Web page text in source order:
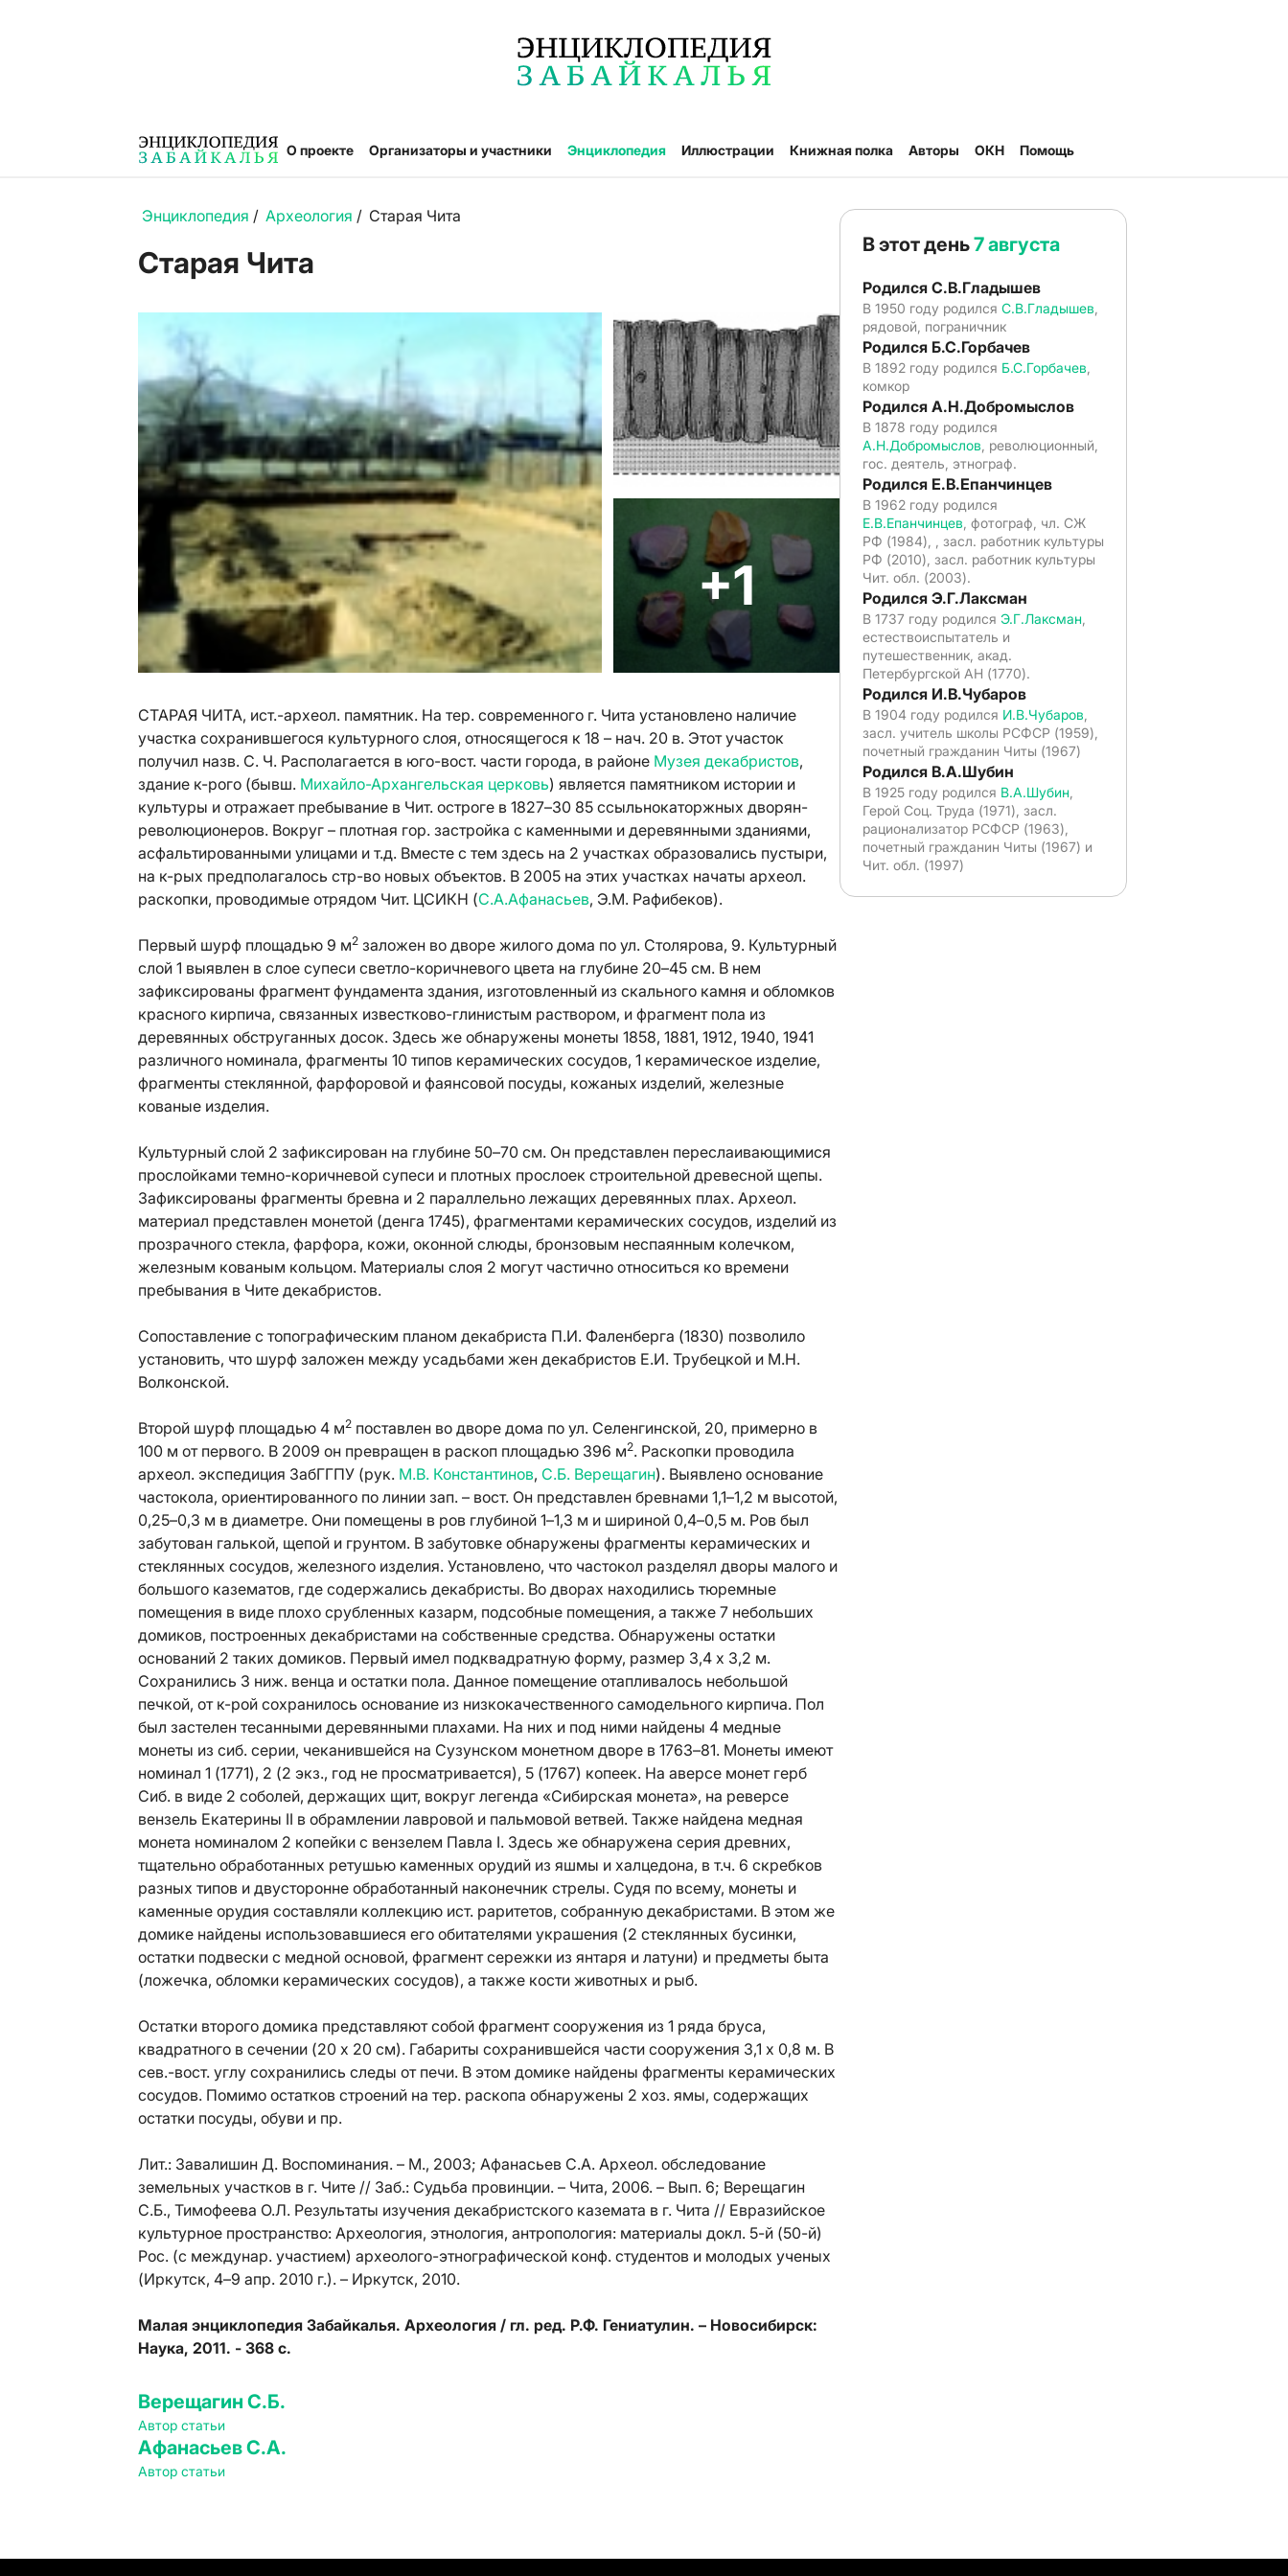
О проекте Организаторы и участники Энциклопедия Иллюстрации Книжная полка Авторы ОКН Помощь
Энциклопедия / Археология / Старая Чита
Старая Чита
+1
СТАРАЯ ЧИТА, ист.-археол. памятник. На тер. современного г. Чита установлено наличие
участка сохранившегося культурного слоя, относящегося к 18 – нач. 20 в. Этот участок
получил назв. С. Ч. Располагается в юго-вост. части города, в районе Музея декабристов,
здание к-рого (бывш. Михайло-Архангельская церковь) является памятником истории и
культуры и отражает пребывание в Чит. остроге в 1827–30 85 ссыльнокаторжных дворян-
революционеров. Вокруг – плотная гор. застройка с каменными и деревянными зданиями,
асфальтированными улицами и т.д. Вместе с тем здесь на 2 участках образовались пустыри,
на к-рых предполагалось стр-во новых объектов. В 2005 на этих участках начаты археол.
раскопки, проводимые отрядом Чит. ЦСИКН (С.А.Афанасьев, Э.М. Рафибеков).
Первый шурф площадью 9 м2 заложен во дворе жилого дома по ул. Столярова, 9. Культурный
слой 1 выявлен в слое супеси светло-коричневого цвета на глубине 20–45 см. В нем
зафиксированы фрагмент фундамента здания, изготовленный из скального камня и обломков
красного кирпича, связанных известково-глинистым раствором, и фрагмент пола из
деревянных обструганных досок. Здесь же обнаружены монеты 1858, 1881, 1912, 1940, 1941
различного номинала, фрагменты 10 типов керамических сосудов, 1 керамическое изделие,
фрагменты стеклянной, фарфоровой и фаянсовой посуды, кожаных изделий, железные
кованые изделия.
Культурный слой 2 зафиксирован на глубине 50–70 см. Он представлен переслаивающимися
прослойками темно-коричневой супеси и плотных прослоек строительной древесной щепы.
Зафиксированы фрагменты бревна и 2 параллельно лежащих деревянных плах. Археол.
материал представлен монетой (денга 1745), фрагментами керамических сосудов, изделий из
прозрачного стекла, фарфора, кожи, оконной слюды, бронзовым неспаянным колечком,
железным кованым кольцом. Материалы слоя 2 могут частично относиться ко времени
пребывания в Чите декабристов.
Сопоставление с топографическим планом декабриста П.И. Фаленберга (1830) позволило
установить, что шурф заложен между усадьбами жен декабристов Е.И. Трубецкой и М.Н.
Волконской.
Второй шурф площадью 4 м2 поставлен во дворе дома по ул. Селенгинской, 20, примерно в
100 м от первого. В 2009 он превращен в раскоп площадью 396 м2. Раскопки проводила
археол. экспедиция ЗабГГПУ (рук. М.В. Константинов, С.Б. Верещагин). Выявлено основание
частокола, ориентированного по линии зап. – вост. Он представлен бревнами 1,1–1,2 м высотой,
0,25–0,3 м в диаметре. Они помещены в ров глубиной 1–1,3 м и шириной 0,4–0,5 м. Ров был
забутован галькой, щепой и грунтом. В забутовке обнаружены фрагменты керамических и
стеклянных сосудов, железного изделия. Установлено, что частокол разделял дворы малого и
большого казематов, где содержались декабристы. Во дворах находились тюремные
помещения в виде плохо срубленных казарм, подсобные помещения, а также 7 небольших
домиков, построенных декабристами на собственные средства. Обнаружены остатки
оснований 2 таких домиков. Первый имел подквадратную форму, размер 3,4 х 3,2 м.
Сохранились 3 ниж. венца и остатки пола. Данное помещение отапливалось небольшой
печкой, от к-рой сохранилось основание из низкокачественного самодельного кирпича. Пол
был застелен тесанными деревянными плахами. На них и под ними найдены 4 медные
монеты из сиб. серии, чеканившейся на Сузунском монетном дворе в 1763–81. Монеты имеют
номинал 1 (1771), 2 (2 экз., год не просматривается), 5 (1767) копеек. На аверсе монет герб
Сиб. в виде 2 соболей, держащих щит, вокруг легенда «Сибирская монета», на реверсе
вензель Екатерины II в обрамлении лавровой и пальмовой ветвей. Также найдена медная
монета номиналом 2 копейки с вензелем Павла I. Здесь же обнаружена серия древних,
тщательно обработанных ретушью каменных орудий из яшмы и халцедона, в т.ч. 6 скребков
разных типов и двусторонне обработанный наконечник стрелы. Судя по всему, монеты и
каменные орудия составляли коллекцию ист. раритетов, собранную декабристами. В этом же
домике найдены использовавшиеся его обитателями украшения (2 стеклянных бусинки,
остатки подвески с медной основой, фрагмент сережки из янтаря и латуни) и предметы быта
(ложечка, обломки керамических сосудов), а также кости животных и рыб.
Остатки второго домика представляют собой фрагмент сооружения из 1 ряда бруса,
квадратного в сечении (20 х 20 см). Габариты сохранившейся части сооружения 3,1 х 0,8 м. В
сев.-вост. углу сохранились следы от печи. В этом домике найдены фрагменты керамических
сосудов. Помимо остатков строений на тер. раскопа обнаружены 2 хоз. ямы, содержащих
остатки посуды, обуви и пр.
Лит.: Завалишин Д. Воспоминания. – М., 2003; Афанасьев С.А. Археол. обследование
земельных участков в г. Чите // Заб.: Судьба провинции. – Чита, 2006. – Вып. 6; Верещагин
С.Б., Тимофеева О.Л. Результаты изучения декабристского каземата в г. Чита // Евразийское
культурное пространство: Археология, этнология, антропология: материалы докл. 5-й (50-й)
Рос. (с междунар. участием) археолого-этнографической конф. студентов и молодых ученых
(Иркутск, 4–9 апр. 2010 г.). – Иркутск, 2010.
Малая энциклопедия Забайкалья. Археология / гл. ред. Р.Ф. Гениатулин. – Новосибирск:
Наука, 2011. - 368 с.
Верещагин С.Б.
Автор статьи
Афанасьев С.А.
Автор статьи
В этот день7 августа
Родился С.В.Гладышев
В 1950 году родился С.В.Гладышев
рядовой, пограничник
Родился Б.С.Горбачев
В 1892 году родился Б.С.Горбачев
комкор
Родился А.Н.Добромыслов
В 1878 году родился
А.Н.Добромыслов , революционный,
гос. деятель, этнограф.
Родился Е.В.Епанчинцев
В 1962 году родился
Е.В.Епанчинцев , фотограф, чл. СЖ
РФ (1984), , засл. работник культуры
РФ (2010), засл. работник культуры
Чит. обл. (2003).
Родился Э.Г.Лаксман
В 1737 году родился Э.Г.Лаксман
естествоиспытатель и
путешественник, акад.
Петербургской АН (1770).
Родился И.В.Чубаров
В 1904 году родился И.В.Чубаров
засл. учитель школы РСФСР (1959),
почетный гражданин Читы (1967)
Родился В.А.Шубин
В 1925 году родился В.А.Шубин
Герой Соц. Труда (1971), засл.
рационализатор РСФСР (1963),
почетный гражданин Читы (1967) и
Чит. обл. (1997)